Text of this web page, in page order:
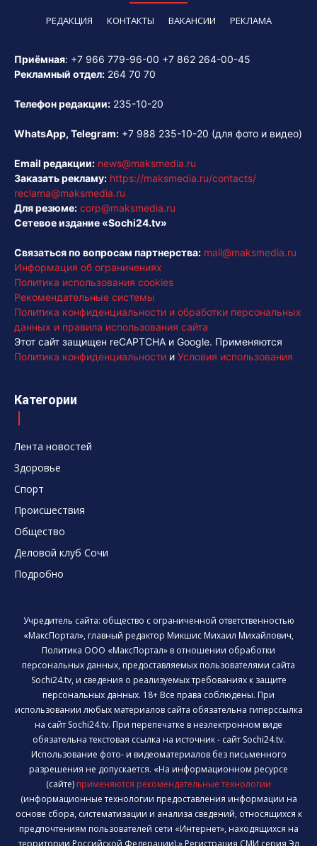
РЕДАКЦИЯ КОНТАКТЫ ВАКАНСИИ РЕКЛАМА
Приёмная: +7 966 779-96-00 +7 862 264-00-45
Рекламный отдел: 264 70 70
Телефон редакции: 235-10-20
WhatsApp, Telegram: +7 988 235-10-20 (для фото и видео)
Email редакции: news@maksmedia.ru
Заказать рекламу: https://maksmedia.ru/contacts/
reclama@maksmedia.ru
Для резюме: corp@maksmedia.ru
Сетевое издание «Sochi24.tv»
Связаться по вопросам партнерства: mail@maksmedia.ru
Информация об ограничениях
Политика использования cookies
Рекомендательные системы
Политика конфиденциальности и обработки персональных
данных и правила использования сайта
Этот сайт защищен reCAPTCHA и Google. Применяются
Политика конфиденциальности и Условия использования
Категории
Лента новостей
Здоровье
Спорт
Происшествия
Общество
Деловой клуб Сочи
Подробно
Учредитель сайта: общество с ограниченной ответственностью
«МаксПортал», главный редактор Микшис Михаил Михайлович,
Политика ООО «МаксПортал» в отношении обработки
персональных данных, предоставляемых пользователями сайта
Sochi24.tv, и сведения о реализуемых требованиях к защите
персональных данных. 18+ Все права соблюдены. При
использовании любых материалов сайта обязательна гиперссылка
на сайт Sochi24.tv. При перепечатке в неэлектронном виде
обязательна текстовая ссылка на источник - сайт Sochi24.tv.
Использование фото- и видеоматериалов без письменного
разрешения не допускается. «На информационном ресурсе
(сайте) применяются рекомендательные технологии
(информационные технологии предоставления информации на
основе сбора, систематизации и анализа сведений, относящихся к
предпочтениям пользователей сети «Интернет», находящихся на
территории Российской Федерации).» Регистрация СМИ серия Эл